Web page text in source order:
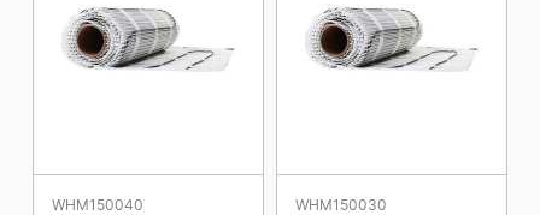
WHM150040
WHM150030